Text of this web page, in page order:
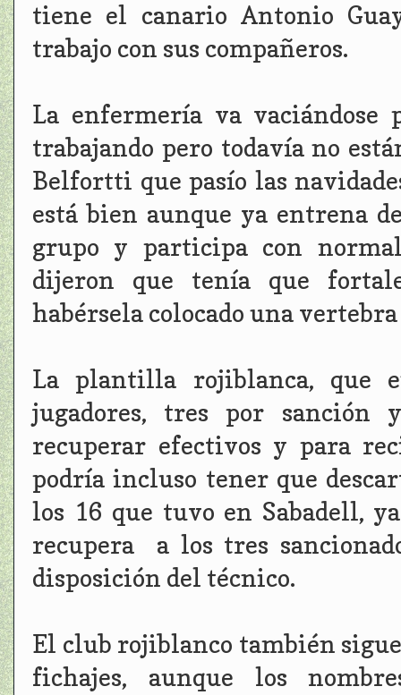
tiene el canario Antonio
trabajo con sus compañeros.
La enfermería va vaciándose
trabajando pero todavía no
Belfortti que pasío las
está bien aunque ya entrena
grupo y participa con
dijeron que tenía que
habérsela colocado una
La plantilla rojiblanca, que
jugadores, tres por
recuperar efectivos y para
podría incluso tener que
los 16 que tuvo en Sabadell,
recupera a los tres
disposición del técnico.
El club rojiblanco también
fichajes, aunque los